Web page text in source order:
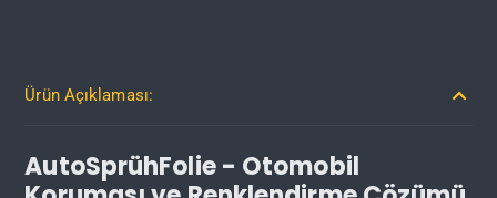
Ürün Açıklaması:
AutoSprühFolie - Otomobil